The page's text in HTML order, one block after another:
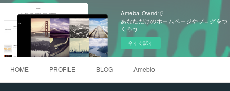
Ameba Owndで
あなただけのホームページやブログをつ
くろう
今すぐ試す
HOME PROFILE BLOG Ameblo